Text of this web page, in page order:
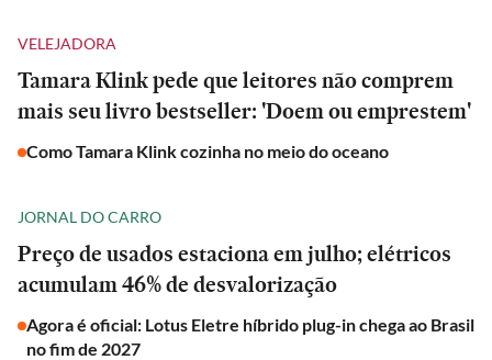
VELEJADORA
Tamara Klink pede que leitores não comprem
mais seu livro bestseller: 'Doem ou emprestem'
Como Tamara Klink cozinha no meio do oceano
JORNAL DO CARRO
Preço de usados estaciona em julho; elétricos
acumulam 46% de desvalorização
Agora é oficial: Lotus Eletre híbrido plug-in chega ao Brasil
no fim de 2027